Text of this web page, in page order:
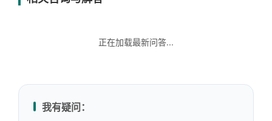
正在加载最新问答...
我有疑问：